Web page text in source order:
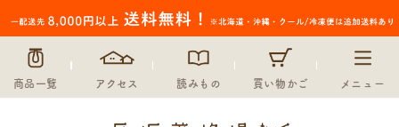
商品一覧 アクセス 読みもの 買い物かご メニュー